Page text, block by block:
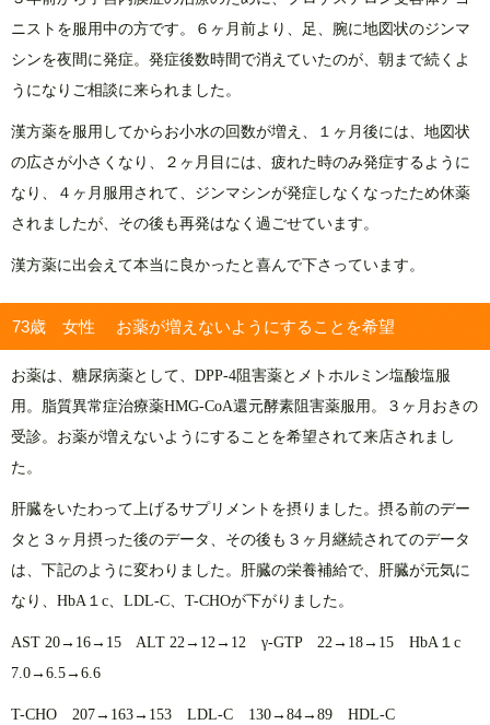
ニストを服用中の方です。６ヶ月前より、足、腕に地図状のジンマ
シンを夜間に発症。発症後数時間で消えていたのが、朝まで続くよ
うになりご相談に来られました。
漢方薬を服用してからお小水の回数が増え、１ヶ月後には、地図状
の広さが小さくなり、２ヶ月目には、疲れた時のみ発症するように
なり、４ヶ月服用されて、ジンマシンが発症しなくなったため休薬
されましたが、その後も再発はなく過ごせています。
漢方薬に出会えて本当に良かったと喜んで下さっています。
73歳 女性 お薬が増えないようにすることを希望
お薬は、糖尿病薬として、DPP-4阻害薬とメトホルミン塩酸塩服
用。脂質異常症治療薬HMG-CoA還元酵素阻害薬服用。３ヶ月おきの
受診。お薬が増えないようにすることを希望されて来店されまし
た。
肝臓をいたわって上げるサプリメントを摂りました。摂る前のデー
タと３ヶ月摂った後のデータ、その後も３ヶ月継続されてのデータ
は、下記のように変わりました。肝臓の栄養補給で、肝臓が元気に
なり、HbA１c、LDL-C、T-CHOが下がりました。
AST 20→16→15 ALT 22→12→12 γ‐GTP 22→18→15 HbA１c
7.0→6.5→6.6
T-CHO 207→163→153 LDL-C 130→84→89 HDL-C